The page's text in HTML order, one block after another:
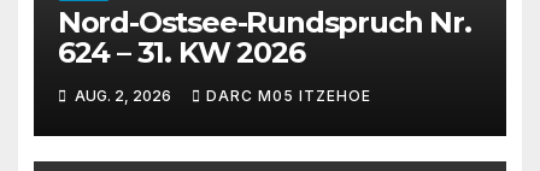
Nord-Ostsee-Rundspruch Nr.
624 – 31. KW 2026
AUG. 2, 2026 DARC M05 ITZEHOE